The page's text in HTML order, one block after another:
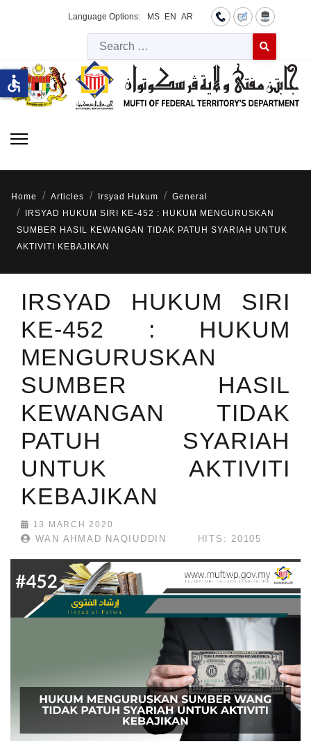
Language Options: MS EN AR
Type 2 or
Home Articles Irsyad Hukum
General
IRSYAD HUKUM SIRI KE-452 : HUKUM MENGURUSKAN
SUMBER HASIL KEWANGAN TIDAK PATUH SYARIAH UNTUK
AKTIVITI KEBAJIKAN
IRSYAD HUKUM SIRI
KE-452 : HUKUM
MENGURUSKAN
SUMBER HASIL
KEWANGAN TIDAK
PATUH SYARIAH
UNTUK AKTIVITI
KEBAJIKAN
13 MARCH 2020
WAN AHMAD NAQIUDDIN HITS: 20105
accessible